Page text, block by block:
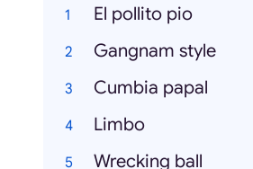
El pollito pio
Gangnam style
Cumbia papal
Limbo
Wrecking ball